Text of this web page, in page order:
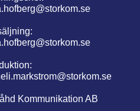
Kommunikation AB